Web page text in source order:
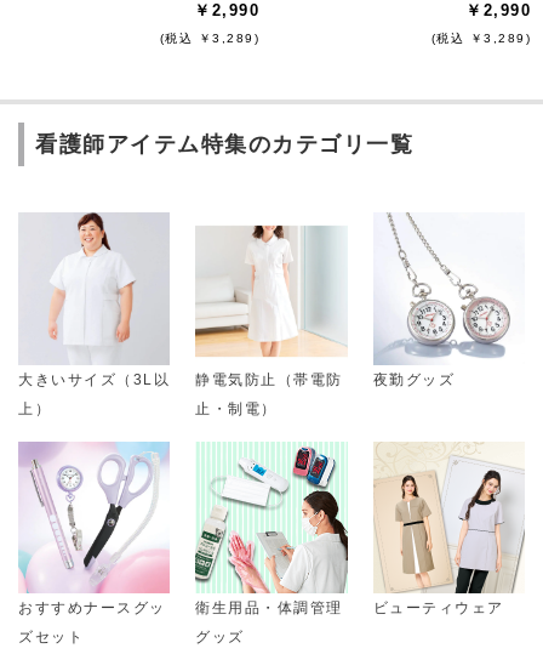
￥2,990
(税込 ￥3,289)
￥2,990
(税込 ￥3,289)
看護師アイテム特集のカテゴリ一覧
大きいサイズ（3L以
上）
静電気防止（帯電防
止・制電）
夜勤グッズ
おすすめナースグッ
ズセット
衛生用品・体調管理
グッズ
ビューティウェア